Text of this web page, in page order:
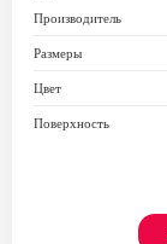
Производитель
Размеры
Цвет
Поверхность